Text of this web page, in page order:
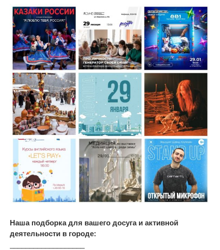
Наша подборка для вашего досуга и активной
деятельности в городе: